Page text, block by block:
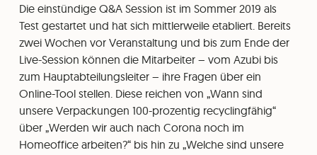
Die einstündige Q&A Session ist im Sommer 2019 als
Test gestartet und hat sich mittlerweile etabliert. Bereits
zwei Wochen vor Veranstaltung und bis zum Ende der
Live-Session können die Mitarbeiter – vom Azubi bis
zum Hauptabteilungsleiter – ihre Fragen über ein
Online-Tool stellen. Diese reichen von „Wann sind
unsere Verpackungen 100-prozentig recyclingfähig“
über „Werden wir auch nach Corona noch im
Homeoffice arbeiten?“ bis hin zu „Welche sind unsere